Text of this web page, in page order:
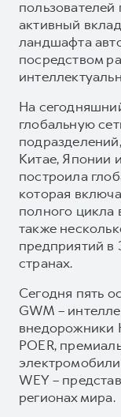
активный
ландшафта
посредством
На
глобальную
Китае, Японии
построила
которая
полного цикла
также
предприятий в
странах.
Сегодня пять
GWM –
внедорожники
POER,
WEY –
регионах мира.